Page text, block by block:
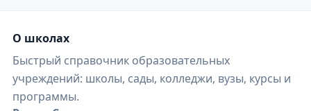
О школах
Быстрый справочник образовательных
учреждений: школы, сады, колледжи, вузы, курсы и
программы.